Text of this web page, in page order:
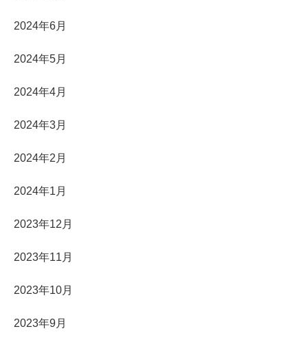
2024年6月
2024年5月
2024年4月
2024年3月
2024年2月
2024年1月
2023年12月
2023年11月
2023年10月
2023年9月